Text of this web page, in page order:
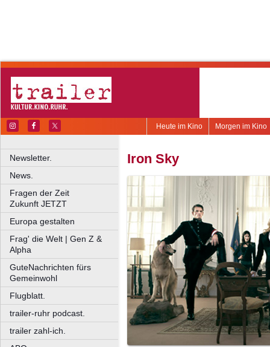
Morgen im Kino
Heute im Kino
Newsletter.
News.
Fragen der Zeit
Zukunft JETZT
Europa gestalten
Frag' die Welt | Gen Z &
Alpha
GuteNachrichten fürs
Gemeinwohl
Flugblatt.
trailer-ruhr podcast.
trailer zahl-ich.
Iron Sky